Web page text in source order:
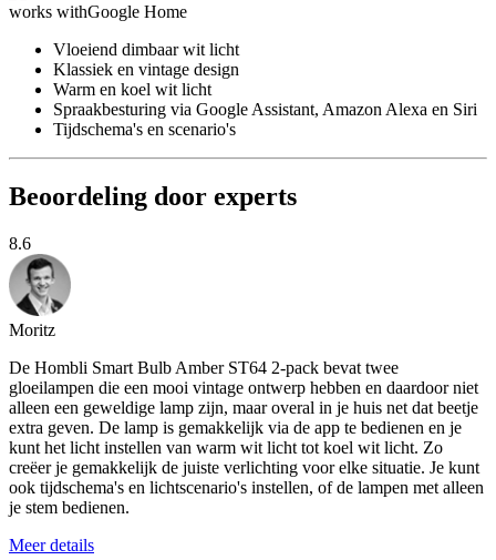
works withGoogle Home
Vloeiend dimbaar wit licht
Klassiek en vintage design
Warm en koel wit licht
Spraakbesturing via Google Assistant, Amazon Alexa en Siri
Tijdschema's en scenario's
Beoordeling door experts
8.6
Moritz
De Hombli Smart Bulb Amber ST64 2-pack bevat twee
gloeilampen die een mooi vintage ontwerp hebben en daardoor niet
alleen een geweldige lamp zijn, maar overal in je huis net dat beetje
extra geven. De lamp is gemakkelijk via de app te bedienen en je
kunt het licht instellen van warm wit licht tot koel wit licht. Zo
creëer je gemakkelijk de juiste verlichting voor elke situatie. Je kunt
ook tijdschema's en lichtscenario's instellen, of de lampen met alleen
je stem bedienen.
Meer details